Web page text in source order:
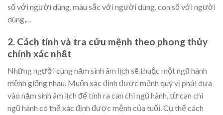
số với người dùng, màu sắc với người dùng, con số với người
dùng,…
2. Cách tính và tra cứu mệnh theo phong thủy
chính xác nhất
Những người cùng năm sinh âm lịch sẽ thuộc một ngũ hành
mệnh giống nhau. Muốn xác định được mệnh quý vị phải dựa
vào năm sinh âm lịch để tính ra can chi ngũ hành, từ can chi
ngũ hành có thể xác định được mệnh của tuổi. Cụ thể cách